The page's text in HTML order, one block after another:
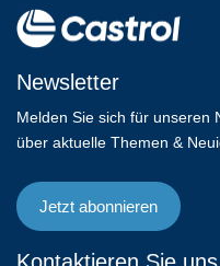
Newsletter
Melden Sie sich für unseren
über aktuelle Themen &
Jetzt abonnieren